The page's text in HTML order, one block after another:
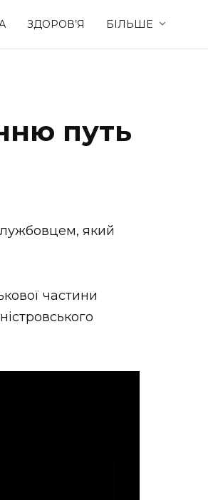
ЗДОРОВ’Я БІЛЬШЕ
Стиль життя
путь
який
частини